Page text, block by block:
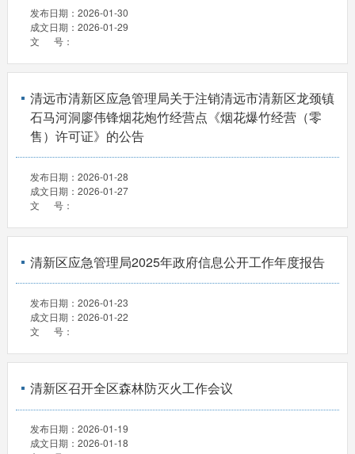
发布日期： 2026-01-30
成文日期： 2026-01-29
文 号：
清远市清新区应急管理局关于注销清远市清新区龙颈镇
石马河洞廖伟锋烟花炮竹经营点《烟花爆竹经营（零
售）许可证》的公告
发布日期： 2026-01-28
成文日期： 2026-01-27
文 号：
清新区应急管理局2025年政府信息公开工作年度报告
发布日期： 2026-01-23
成文日期： 2026-01-22
文 号：
清新区召开全区森林防灭火工作会议
发布日期： 2026-01-19
成文日期： 2026-01-18